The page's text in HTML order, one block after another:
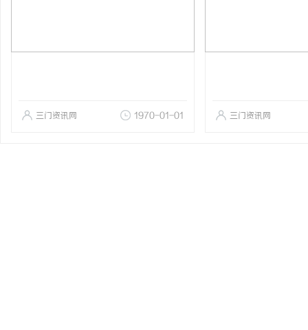
三门资讯网 1970-01-01 三门资讯网